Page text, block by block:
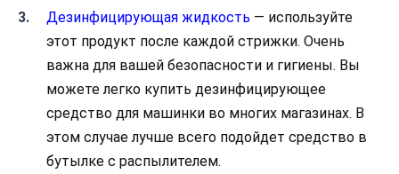
Дезинфицирующая жидкость — используйте
этот продукт после каждой стрижки. Очень
важна для вашей безопасности и гигиены. Вы
можете легко купить дезинфицирующее
средство для машинки во многих магазинах. В
этом случае лучше всего подойдет средство в
бутылке с распылителем.